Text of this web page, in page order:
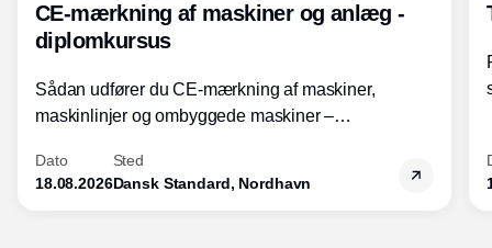
CE-mærkning af maskiner og anlæg -
diplomkursus
Sådan udfører du CE-mærkning af maskiner,
maskinlinjer og ombyggede maskiner –
Dato
18.08.2026
Sted
Dansk Standard, Nordhavn